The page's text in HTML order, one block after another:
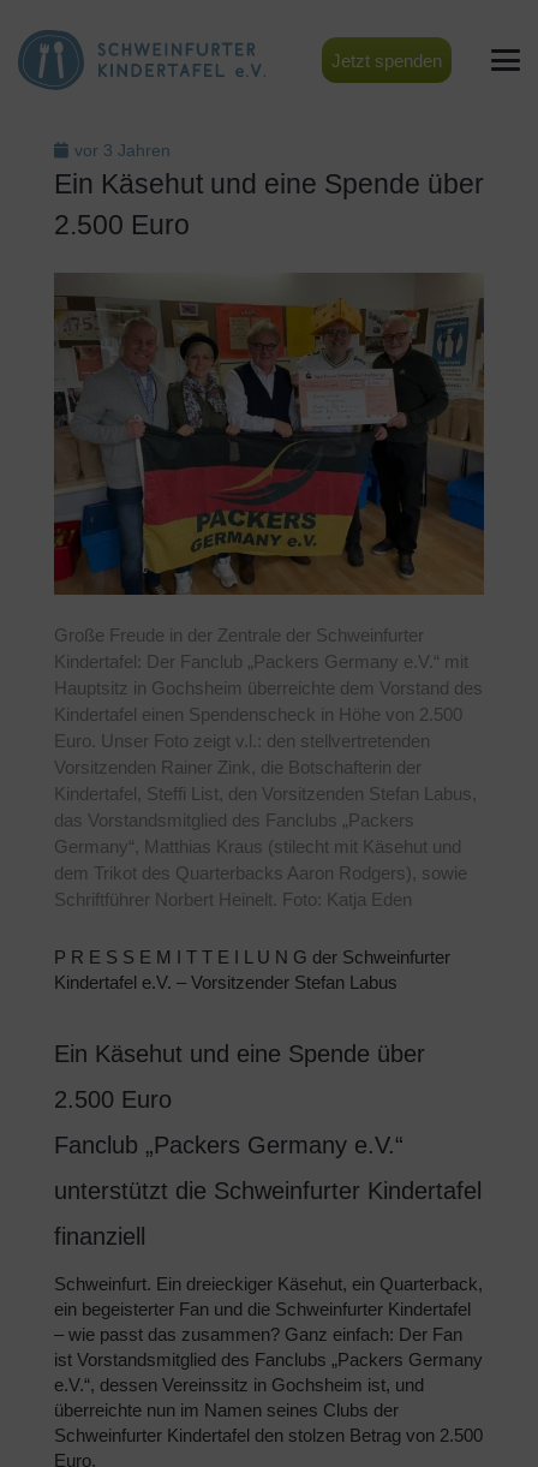
Jetzt spenden
vor 3 Jahren
Ein Käsehut und eine Spende über
2.500 Euro
Große Freude in der Zentrale der Schweinfurter
Kindertafel: Der Fanclub „Packers Germany e.V.“ mit
Hauptsitz in Gochsheim überreichte dem Vorstand des
Kindertafel einen Spendenscheck in Höhe von 2.500
Euro. Unser Foto zeigt v.l.: den stellvertretenden
Vorsitzenden Rainer Zink, die Botschafterin der
Kindertafel, Steffi List, den Vorsitzenden Stefan Labus,
das Vorstandsmitglied des Fanclubs „Packers
Germany“, Matthias Kraus (stilecht mit Käsehut und
dem Trikot des Quarterbacks Aaron Rodgers), sowie
Schriftführer Norbert Heinelt. Foto: Katja Eden
P R E S S E M I T T E I L U N G der Schweinfurter
Kindertafel e.V. – Vorsitzender Stefan Labus
Ein Käsehut und eine Spende über
2.500 Euro
Fanclub „Packers Germany e.V.“
unterstützt die Schweinfurter Kindertafel
finanziell
Schweinfurt. Ein dreieckiger Käsehut, ein Quarterback,
ein begeisterter Fan und die Schweinfurter Kindertafel
– wie passt das zusammen? Ganz einfach: Der Fan
ist Vorstandsmitglied des Fanclubs „Packers Germany
e.V.“, dessen Vereinssitz in Gochsheim ist, und
überreichte nun im Namen seines Clubs der
Schweinfurter Kindertafel den stolzen Betrag von 2.500
Euro.